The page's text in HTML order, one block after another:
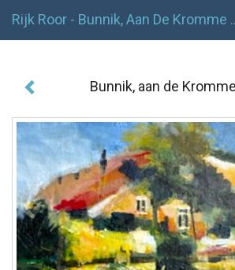
Rijk Roor -
Bunnik, aan de